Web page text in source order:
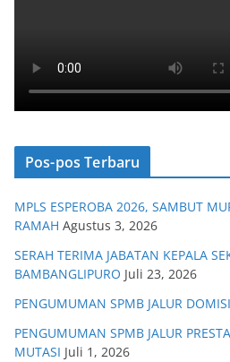
Pos-pos Terbaru
MPLS ESPEROBA 2026, SAMBUT
RAMAH Agustus 3, 2026
SERAH TERIMA JABATAN KEPALA
BAMBANGLIPURO Juli 23, 2026
PENGUMUMAN SPMB JALUR
PENGUMUMAN SPMB JALUR
MUTASI Juli 1, 2026